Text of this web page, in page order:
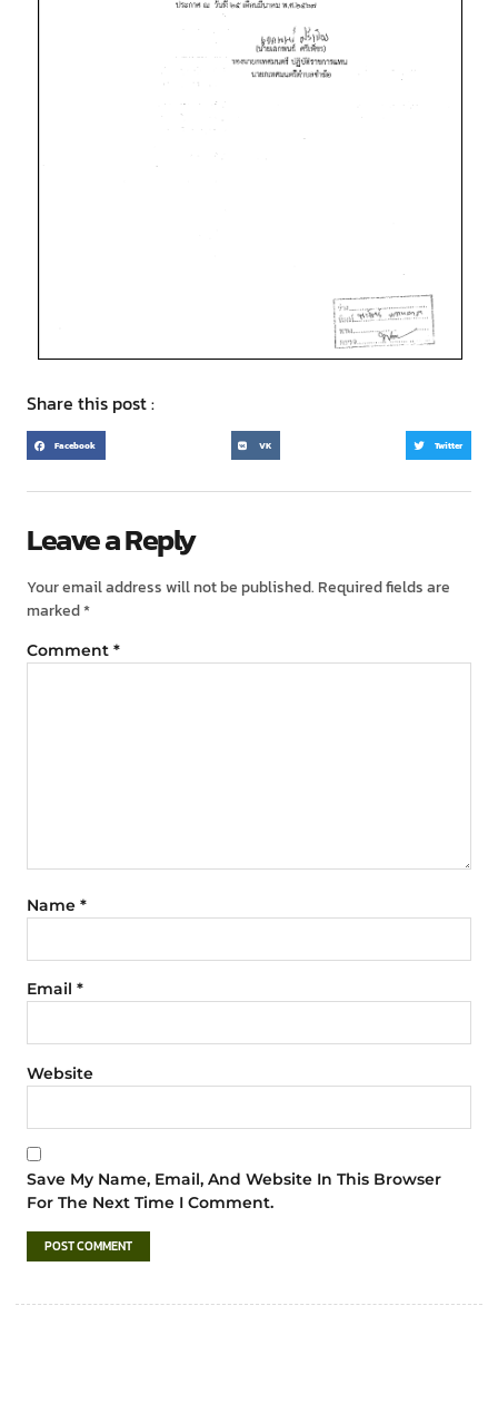
Share this post :
Facebook VK Twitter
Leave a Reply
Your email address will not be published. Required fields are
marked*
Comment *
Name *
Email *
Website
Save My Name, Email, And Website In This Browser
For The Next Time I Comment.